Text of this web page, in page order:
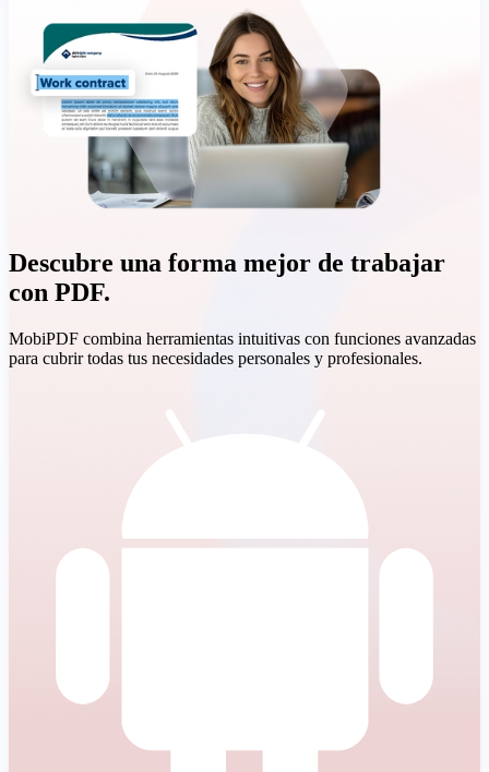
Descubre una forma mejor de trabajar
con PDF.
MobiPDF combina herramientas intuitivas con funciones avanzadas
para cubrir todas tus necesidades personales y profesionales.